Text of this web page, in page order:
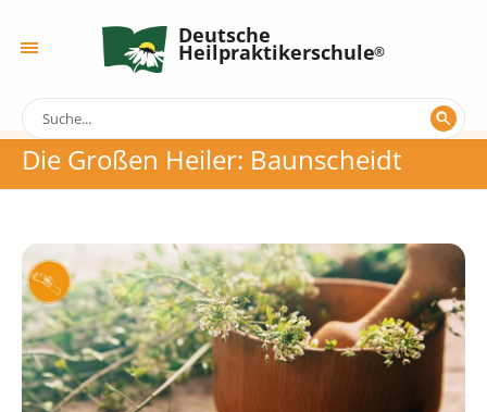
Deutsche
Heilpraktikerschule
Die Großen Heiler: Baunscheidt